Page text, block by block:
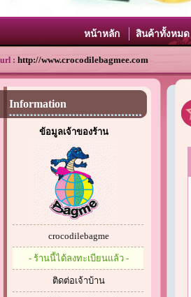
หน้าหลัก สินค้าทั้งหมด
url : http://www.crocodilebagmee.com
Information
ข้อมูลเจ้าของร้าน
crocodilebagme
- ร้านนี้ได้ลงทะเบียนแล้ว -
ติดต่อเจ้าบ้าน